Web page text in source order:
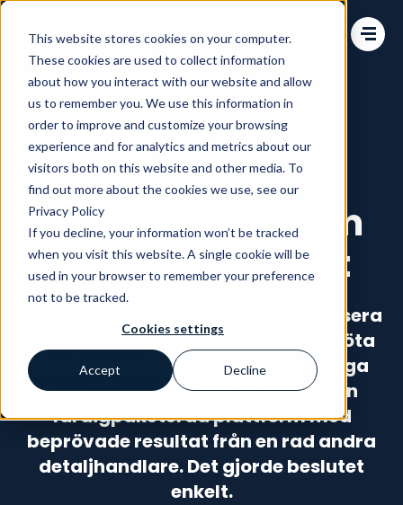
This website stores cookies on your computer.
These cookies are used to collect information
about how you interact with our website and allow
us to remember you. We use this information in
order to improve and customize your browsing
experience and for analytics and metrics about our
visitors both on this website and other media. To
find out more about the cookies we use, see our
Privacy Policy
If you decline, your information won’t be tracked
when you visit this website. A single cookie will be
used in your browser to remember your preference
not to be tracked.
Cookies settings
Accept Decline
Change language
Konstruktion / E-handel / B2C
En e-
handelsplattform
för affärstillväxt
Megaflis behövde snabbt modernisera
sin e-handelsupplevelse för att möta
kundernas ökande och föränderliga
krav. I Avensia Nitro hittade de en
färdigpaketerad plattform med
beprövade resultat från en rad andra
detaljhandlare. Det gjorde beslutet
enkelt.